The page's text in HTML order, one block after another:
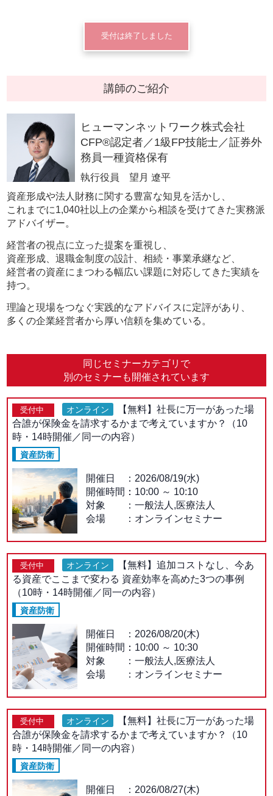
受付は終了しました
講師のご紹介
ヒューマンネットワーク株式会社
CFP®認定者／1級FP技能士／証券外
務員一種資格保有
執行役員 望月 遼平
資産形成や法人財務に関する豊富な知見を活かし、
これまでに1,040社以上の企業から相談を受けてきた実務派
アドバイザー。
経営者の視点に立った提案を重視し、
資産形成、退職金制度の設計、相続・事業承継など、
経営者の資産にまつわる幅広い課題に対応してきた実績を
持つ。
理論と現場をつなぐ実践的なアドバイスに定評があり、
多くの企業経営者から厚い信頼を集めている。
同じセミナーカテゴリで
別のセミナーも開催されています
受付中 オンライン
【無料】社長に万一があった場
合誰が保険金を請求するかまで考えていますか？（10
時・14時開催／同一の内容）
資産防衛
開催日
2026/08/19(水)
開催時間： 10:00～ 10:10
対象
一般法人,医療法人
会場
オンラインセミナー
受付中 オンライン
【無料】追加コストなし、今あ
る資産でここまで変わる 資産効率を高めた3つの事例
（10時・14時開催／同一の内容）
資産防衛
開催日
2026/08/20(木)
開催時間： 10:00～ 10:30
対象
一般法人,医療法人
会場
オンラインセミナー
受付中 オンライン
【無料】社長に万一があった場
合誰が保険金を請求するかまで考えていますか？（10
時・14時開催／同一の内容）
資産防衛
開催日
2026/08/27(木)